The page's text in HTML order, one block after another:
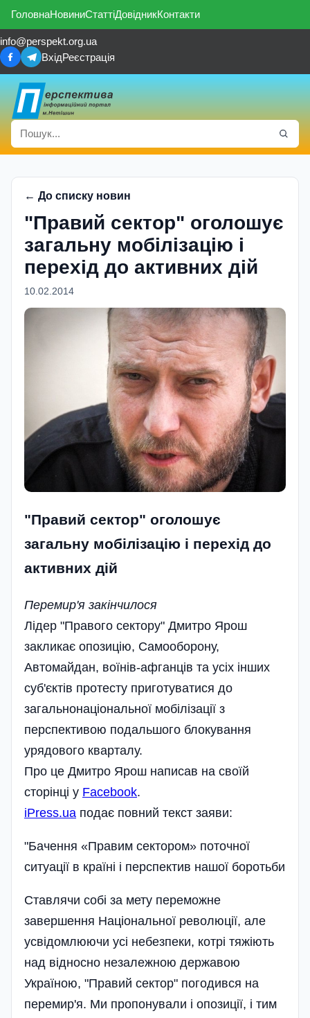
ГоловнаНовиниСтаттіДовідникКонтакти
info@perspekt.org.ua
ВхідРеєстрація
← До списку новин
"Правий сектор" оголошує
загальну мобілізацію і
перехід до активних дій
10.02.2014
"Правий сектор" оголошує
загальну мобілізацію і перехід до
активних дій
Перемир'я закінчилося
Лідер "Правого сектору" Дмитро Ярош
закликає опозицію, Самооборону,
Автомайдан, воїнів-афганців та усіх інших
суб'єктів протесту приготуватися до
загальнонаціональної мобілізації з
перспективою подальшого блокування
урядового кварталу.
Про це Дмитро Ярош написав на своїй
сторінці у Facebook.
iPress.ua подає повний текст заяви:
"Бачення «Правим сектором» поточної
ситуації в країні і перспектив нашої боротьби
Ставлячи собі за мету переможне
завершення Національної революції, але
усвідомлюючи усі небезпеки, котрі тяжіють
над відносно незалежною державою
Україною, "Правий сектор" погодився на
перемир'я. Ми пропонували і опозиції, і тим